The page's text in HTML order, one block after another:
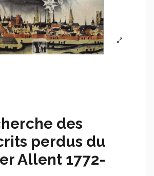
des
perdus du
Allent 1772-